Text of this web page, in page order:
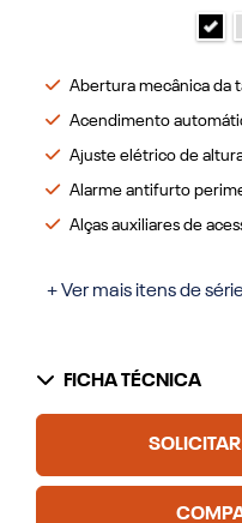
Abertura mecânica da
Acendimento
Ajuste elétrico de
Alarme antifurto
Alças auxiliares de
+ Ver mais itens de
FICHA TÉCNICA